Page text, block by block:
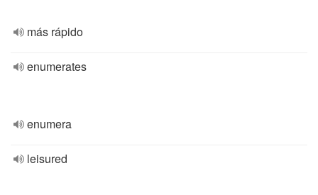
más rápido
enumerates
enumera
leisured